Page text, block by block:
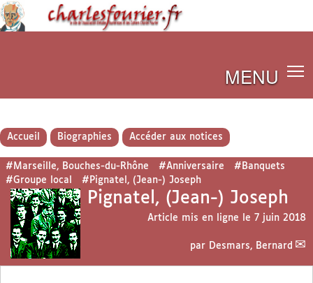
MENU
Accueil Biographies Accéder aux notices
#Marseille, Bouches-du-Rhône #Anniversaire
#Banquets
#Groupe local
#Pignatel, (Jean-) Joseph
Pignatel, (Jean-) Joseph
Article mis en ligne le 7 juin 2018
par Desmars, Bernard